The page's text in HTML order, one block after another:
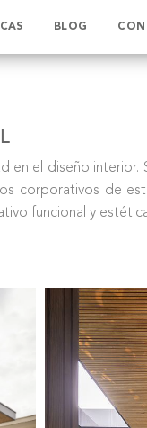
BLOG
en el diseño interior.
corporativos de
funcional y